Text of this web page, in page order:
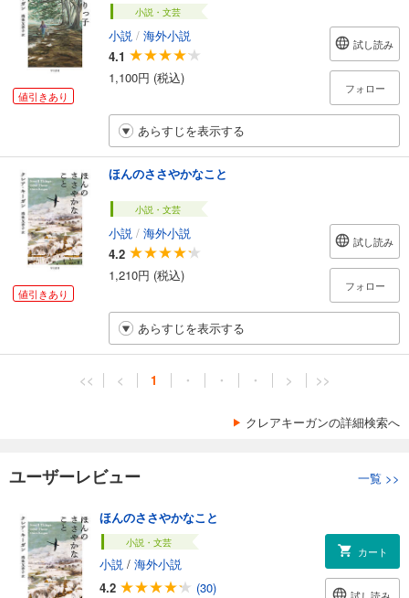
値引きあり
小説・文芸
小説 / 海外小説
4.1
1,100円 (税込)
試し読み
フォロー
あらすじを表示する
値引きあり
ほんのささやかなこと
小説・文芸
小説 / 海外小説
4.2
1,210円 (税込)
試し読み
フォロー
あらすじを表示する
<< < 1 ・ ・ ・ > >>
クレアキーガンの詳細検索へ
ユーザーレビュー 一覧 >>
ほんのささやかなこと
小説・文芸
小説 / 海外小説
4.2
(30)
カート